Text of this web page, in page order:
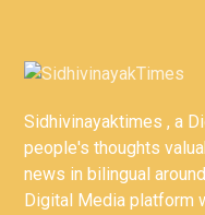
Sidhivinayaktimes , a
people's thoughts
news in bilingual
Digital Media platform